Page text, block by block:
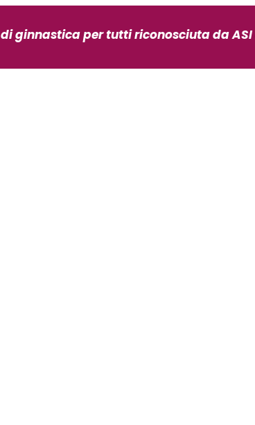
di ginnastica per tutti riconosciuta da ASI